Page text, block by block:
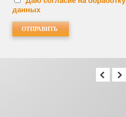
данных